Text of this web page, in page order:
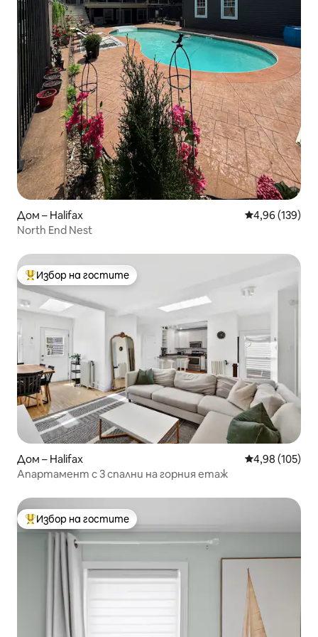
Дом – Halifax Средна
4,96 (139)
North End Nest
Най-популярен избор на гостите
Избор на гостите
Дом – Halifax Средна
4,98 (105)
Апартамент с 3 спални на горния етаж
Най-популярен избор на гостите
Избор на гостите